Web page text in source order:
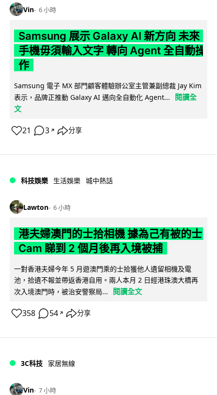
Vin 6 小時
Samsung 展示 Galaxy AI 新方向 未來
手機毋須輸入文字 轉向 Agent 全自動操
作
Samsung 電子 MX 部門顧客體驗辦公室主管兼副總裁 Jay Kim
表示，品牌正推動 Galaxy AI 邁向全自動化 Agent...
閱讀全
文
21 3 ↗ 分享
科技娛樂 生活娛樂 城中熱話
Lawton 6 小時
港夫婦澳門的士拾相機 據為己有被的士
Cam 睇到 2 個月後再入境被捕
一對香港夫婦今年 5 月遊澳門乘的士拾獲他人遺留相機及電
池，拾遺不報並帶返香港自用。兩人本月 2 日經港珠澳大橋再
次入境澳門時，被治安警察局...
閱讀全文
358 54 ↗ 分享
3C科技 家居無線
Vin 7 小時